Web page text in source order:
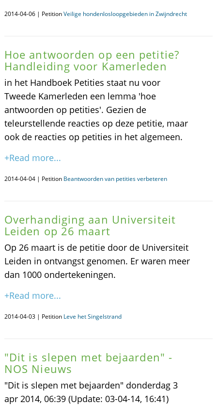
2014-04-06 | PetitionVeilige hondenlosloopgebieden in Zwijndrecht
Hoe antwoorden op een petitie?
Handleiding voor Kamerleden
in het Handboek Petities staat nu voor
Tweede Kamerleden een lemma 'hoe
antwoorden op petities'. Gezien de
teleurstellende reacties op deze petitie, maar
ook de reacties op petities in het algemeen.
+Read more...
2014-04-04 | Petition Beantwoorden van petities verbeteren
Overhandiging aan Universiteit
Leiden op 26 maart
Op 26 maart is de petitie door de Universiteit
Leiden in ontvangst genomen. Er waren meer
dan 1000 ondertekeningen.
+Read more...
2014-04-03 | Petition Leve het Singelstrand
"Dit is slepen met bejaarden" -
NOS Nieuws
"Dit is slepen met bejaarden" donderdag 3
apr 2014, 06:39 (Update: 03-04-14, 16:41)